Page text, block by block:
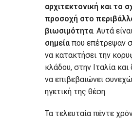
αρχιτεκτονική και το
προσοχή στο
βιωσιμότητα. Αυτά
σημείαπου επέτρεψαν
να κατακτήσει την
κλάδου, στην Ιταλία και
να επιβεβαιώνει
ηγετική της θέση.
Τα τελευταία πέντε